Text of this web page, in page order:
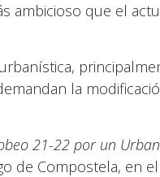
ambicioso que el
la
21-22 por un
de Compostela, en